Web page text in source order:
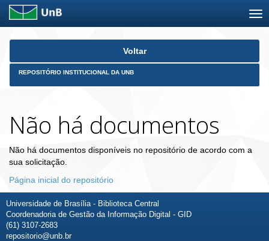
Skip
Voltar
REPOSITÓRIO INSTITUCIONAL DA UNB
Não há documentos
Não há documentos disponíveis no repositório de acordo com a
sua solicitação.
Página inicial do repositório
Universidade de Brasília - Biblioteca Central
Coordenadoria de Gestão da Informação Digital - GID
(61) 3107-2683
repositorio@unb.br